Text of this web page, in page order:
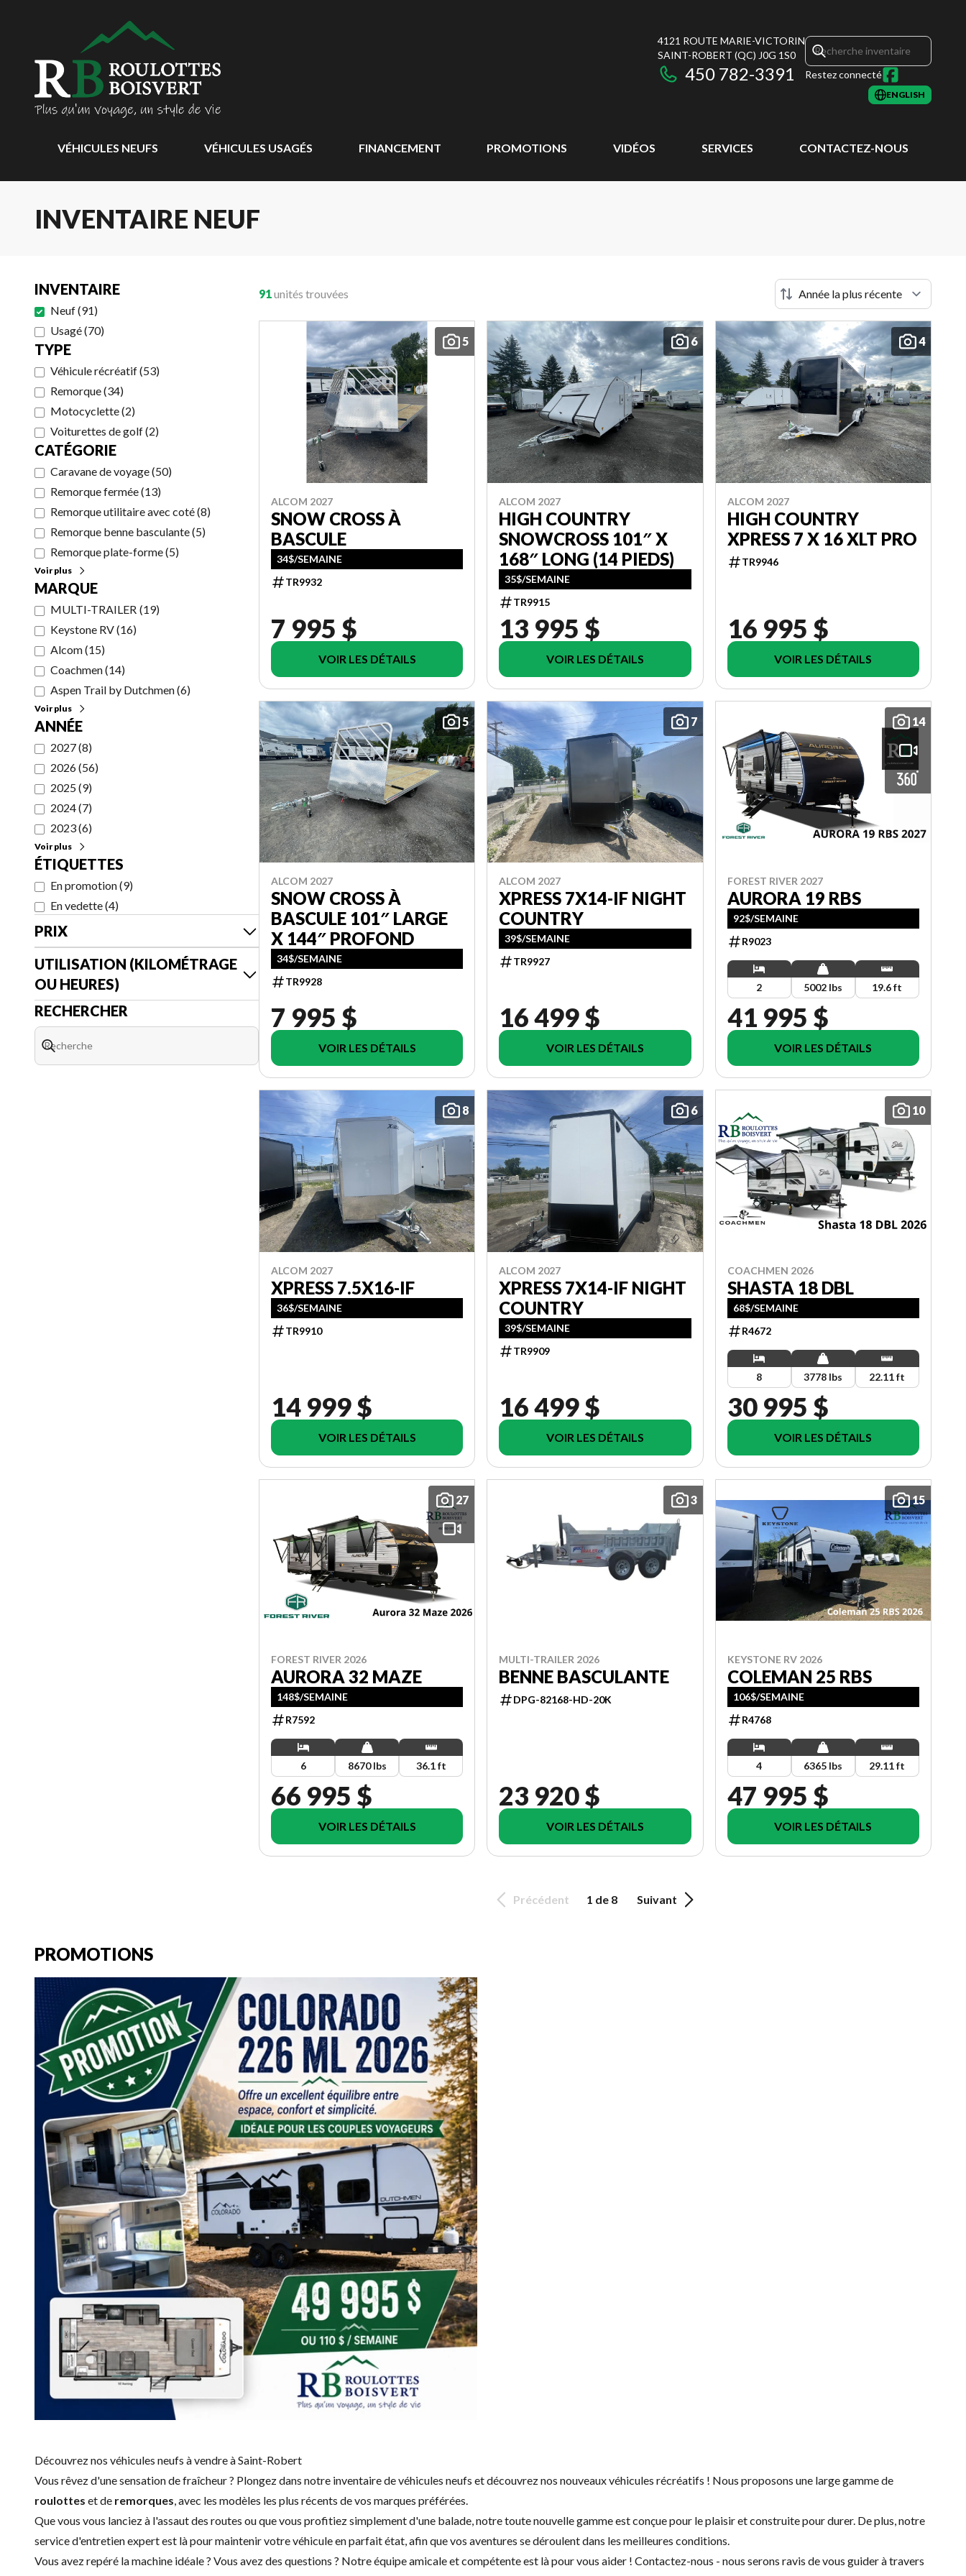
4121 ROUTE MARIE-VICTORIN
SAINT-ROBERT (QC) J0G 1S0
450 782-3391 Restez connecté
ENGLISH
VÉHICULES NEUFS VÉHICULES USAGÉS FINANCEMENT PROMOTIONS VIDÉOS SERVICES CONTACTEZ-NOUS
INVENTAIRE NEUF
INVENTAIRE
Neuf(91)
Usagé(70)
TYPE
Véhicule récréatif(53)
Remorque(34)
Motocyclette(2)
Voiturettes de golf(2)
CATÉGORIE
Caravane de voyage(50)
Remorque fermée(13)
Remorque utilitaire avec coté(8)
Remorque benne basculante(5)
Remorque plate-forme(5)
Voir plus
MARQUE
MULTI-TRAILER (19)
Keystone RV(16)
Alcom(15)
Coachmen(14)
Aspen Trail by Dutchmen(6)
Voir plus
ANNÉE
2027(8)
2026(56)
2025(9)
2024(7)
2023(6)
Voir plus
ÉTIQUETTES
En promotion(9)
En vedette(4)
PRIX
UTILISATION (KILOMÉTRAGE
OU HEURES)
RECHERCHER
91unités trouvées
5
ALCOM 2027
SNOW CROSS À
BASCULE
34$/SEMAINE
TR9932
7 995 $
VOIR LES DÉTAILS
6
ALCOM 2027
HIGH COUNTRY
SNOWCROSS 101″ X
168″ LONG (14 PIEDS)
35$/SEMAINE
TR9915
13 995 $
VOIR LES DÉTAILS
4
ALCOM 2027
HIGH COUNTRY
XPRESS 7 X 16 XLT PRO
TR9946
16 995 $
VOIR LES DÉTAILS
5
ALCOM 2027
SNOW CROSS À
BASCULE 101″ LARGE
X 144″ PROFOND
34$/SEMAINE
TR9928
7 995 $
VOIR LES DÉTAILS
7
ALCOM 2027
XPRESS 7X14-IF NIGHT
COUNTRY
39$/SEMAINE
TR9927
16 499 $
VOIR LES DÉTAILS
14
FOREST RIVER 2027
AURORA 19 RBS
92$/SEMAINE
R9023
2 5002 lbs 19.6 ft
41 995 $
VOIR LES DÉTAILS
8
ALCOM 2027
XPRESS 7.5X16-IF
36$/SEMAINE
TR9910
14 999 $
VOIR LES DÉTAILS
6
ALCOM 2027
XPRESS 7X14-IF NIGHT
COUNTRY
39$/SEMAINE
TR9909
16 499 $
VOIR LES DÉTAILS
10
COACHMEN 2026
SHASTA 18 DBL
68$/SEMAINE
R4672
8 3778 lbs 22.11 ft
30 995 $
VOIR LES DÉTAILS
27
FOREST RIVER 2026
AURORA 32 MAZE
148$/SEMAINE
R7592
6 8670 lbs 36.1 ft
66 995 $
VOIR LES DÉTAILS
3
MULTI-TRAILER 2026
BENNE BASCULANTE
DPG-82168-HD-20K
23 920 $
VOIR LES DÉTAILS
15
KEYSTONE RV 2026
COLEMAN 25 RBS
106$/SEMAINE
R4768
4 6365 lbs 29.11 ft
47 995 $
VOIR LES DÉTAILS
Précédent 1 de 8 Suivant
PROMOTIONS
Découvrez nos véhicules neufs à vendre à Saint-Robert
Vous rêvez d'une sensation de fraîcheur ? Plongez dans notre inventaire de véhicules neufs et découvrez nos nouveaux véhicules récréatifs ! Nous proposons une large gamme de
roulottes et de remorques, avec les modèles les plus récents de vos marques préférées.
Que vous vous lanciez à l'assaut des routes ou que vous profitiez simplement d'une balade, notre toute nouvelle gamme est conçue pour le plaisir et construite pour durer. De plus, notre
service d'entretien expertest là pour maintenir votre véhicule en parfait état, afin que vos aventures se déroulent dans les meilleures conditions.
Vous avez repéré la machine idéale ? Vous avez des questions ? Notre équipe amicale et compétente est là pour vous aider ! Contactez-nous - nous serons ravis de vous guider à travers